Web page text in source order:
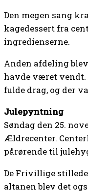
Den megen sang
kagedessert fra
ingredienserne.
Anden afdeling
havde været vendt.
fulde drag, og der
Julepyntning
Søndag den 25.
Ældrecenter.
pårørende til
De Frivillige
altanen blev det